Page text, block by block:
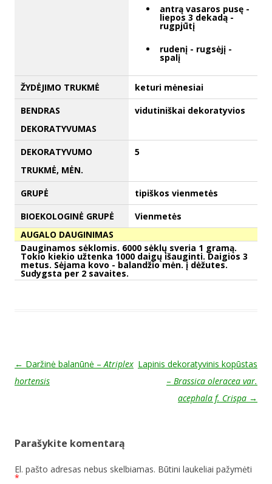
antrą vasaros pusę -
liepos 3 dekadą -
rugpjūtį
rudenį - rugsėjį -
spalį
ŽYDĖJIMO TRUKMĖ
keturi mėnesiai
BENDRAS
DEKORATYVUMAS
vidutiniškai dekoratyvios
DEKORATYVUMO
TRUKMĖ, MĖN.
5
GRUPĖ
tipiškos vienmetės
BIOEKOLOGINĖ GRUPĖ
Vienmetės
AUGALO DAUGINIMAS
Dauginamos sėklomis. 6000 sėklų sveria 1 gramą.
Tokio kiekio užtenka 1000 daigų išauginti. Daigios 3
metus. Sėjama kovo - balandžio mėn. į dėžutes.
Sudygsta per 2 savaites.
Post navigation
← Daržinė balanūnė –Atriplex
hortensis
Lapinis dekoratyvinis kopūstas
– Brassica oleracea var.
acephala f. Crispa →
Parašykite komentarą
El. pašto adresas nebus skelbiamas. Būtini laukeliai pažymėti
*